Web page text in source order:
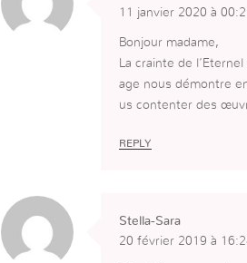
11 janvier 2020 à
Bonjour madame,
La crainte de
age nous démontre
us contenter des
REPLY
Stella-Sara
20 février 2019 à